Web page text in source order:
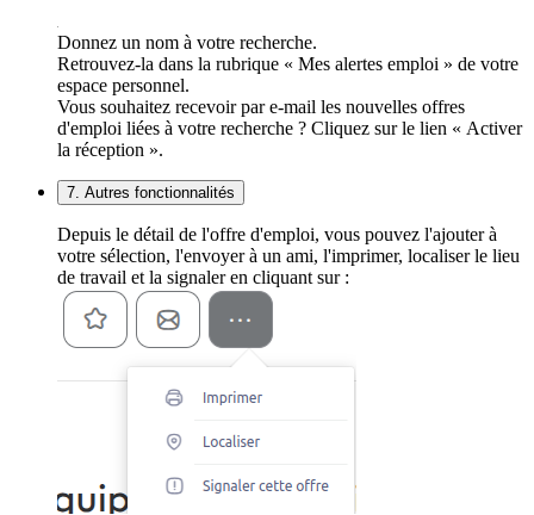
Donnez un nom à votre recherche.
Retrouvez-la dans la rubrique « Mes alertes emploi » de votre
espace personnel.
Vous souhaitez recevoir par e-mail les nouvelles offres
d'emploi liées à votre recherche ? Cliquez sur le lien « Activer
la réception ».
7. Autres fonctionnalités
Depuis le détail de l'offre d'emploi, vous pouvez l'ajouter à
votre sélection, l'envoyer à un ami, l'imprimer, localiser le lieu
de travail et la signaler en cliquant sur :